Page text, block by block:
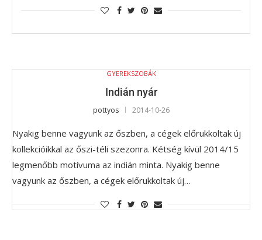
GYEREKSZOBÁK
Indián nyár
pottyos 2014-10-26
Nyakig benne vagyunk az őszben, a cégek előrukkoltak új
kollekcióikkal az őszi-téli szezonra. Kétség kívül 2014/15
legmenőbb motívuma az indián minta. Nyakig benne
vagyunk az őszben, a cégek előrukkoltak új…